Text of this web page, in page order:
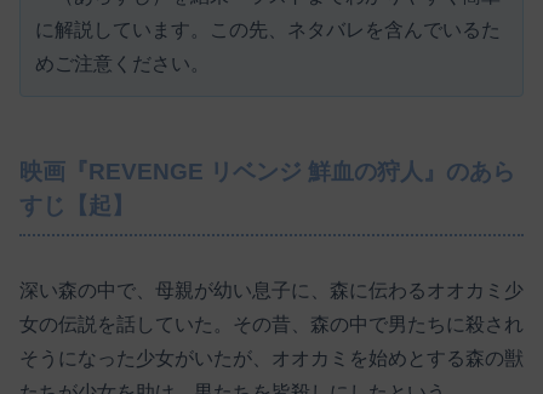
に解説しています。この先、ネタバレを含んでいるた
めご注意ください。
映画『REVENGE リベンジ 鮮血の狩人』のあら
すじ【起】
深い森の中で、母親が幼い息子に、森に伝わるオオカミ少
女の伝説を話していた。その昔、森の中で男たちに殺され
そうになった少女がいたが、オオカミを始めとする森の獣